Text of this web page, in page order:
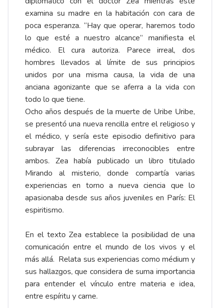
examina su madre en la habitación con cara de
poca esperanza. “Hay que operar, haremos todo
lo que esté a nuestro alcance” manifiesta el
médico. El cura autoriza. Parece irreal, dos
hombres llevados al límite de sus principios
unidos por una misma causa, la vida de una
anciana agonizante que se aferra a la vida con
todo lo que tiene.
Ocho años después de la muerte de Uribe Uribe,
se presentó una nueva rencilla entre el religioso y
el médico, y sería este episodio definitivo para
subrayar las diferencias irreconocibles entre
ambos. Zea había publicado un libro titulado
Mirando al misterio, donde compartía varias
experiencias en torno a nueva ciencia que lo
apasionaba desde sus años juveniles en París: El
espiritismo.
En el texto Zea establece la posibilidad de una
comunicación entre el mundo de los vivos y el
más allá. Relata sus experiencias como médium y
sus hallazgos, que considera de suma importancia
para entender el vínculo entre materia e idea,
entre espíritu y carne.